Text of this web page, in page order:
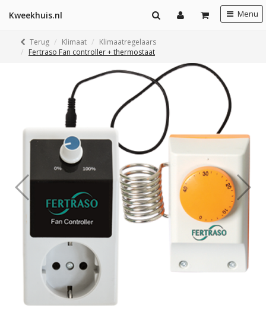
Kweekhuis.nl Menu
Terug Klimaat
Klimaatregelaars
Fertraso Fan controller + thermostaat